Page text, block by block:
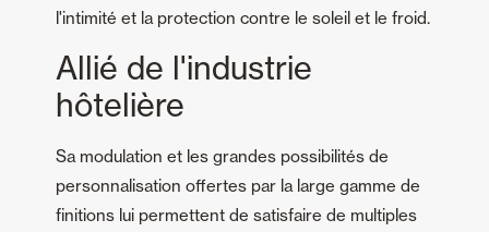
l'intimité et la protection contre le soleil et le froid.
Allié de l'industrie
hôtelière
Sa modulation et les grandes possibilités de
personnalisation offertes par la large gamme de
finitions lui permettent de satisfaire de multiples